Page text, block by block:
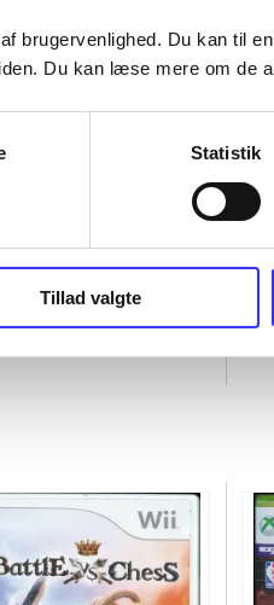
brugervenlighed. Du kan til
Du kan læse mere om de
Statistik
Tillad valgte
bigs
Leigh